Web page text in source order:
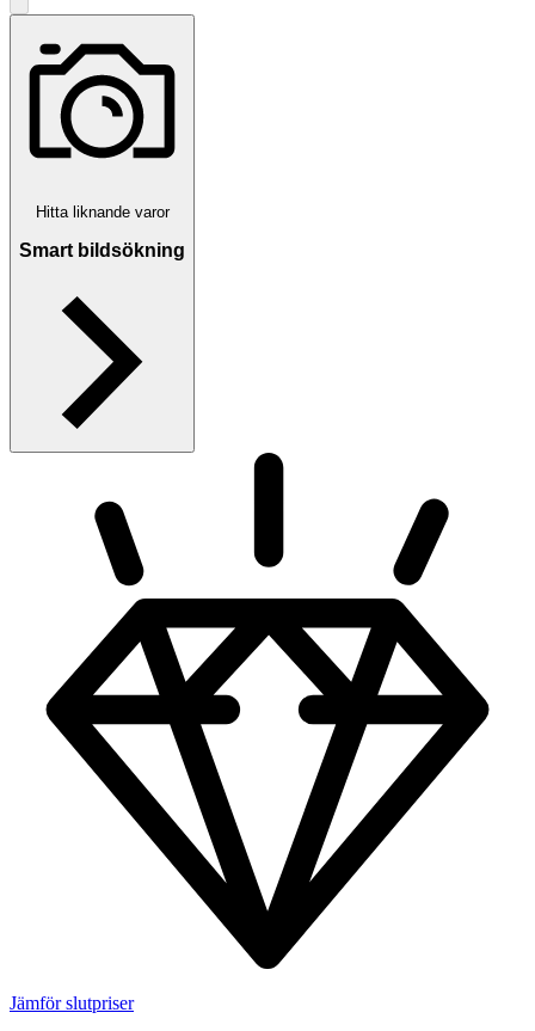
Hitta liknande varor
Smart bildsökning
Jämför slutpriser